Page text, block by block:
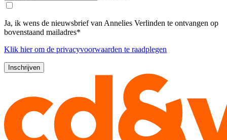
Ja, ik wens de nieuwsbrief van Annelies Verlinden te ontvangen op
bovenstaand mailadres*
Klik hierom de privacyvoorwaarden te raadplegen